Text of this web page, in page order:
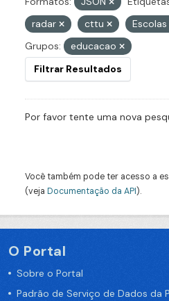
radar
cttu Escolas
Grupos:
educacao
Filtrar Resultados
Por favor tente uma nova
Você também pode ter acesso a
(veja Documentação da API).
O Portal
Sobre o Portal
Padrão de Serviço de Dados da